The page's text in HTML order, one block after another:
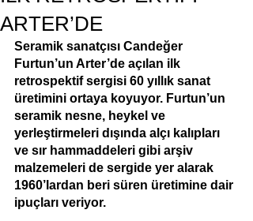
ARTER’DE
Seramik sanatçısı Candeğer
Furtun’un Arter’de açılan ilk
retrospektif sergisi 60 yıllık sanat
üretimini ortaya koyuyor. Furtun’un
seramik nesne, heykel ve
yerleştirmeleri dışında alçı kalıpları
ve sır hammaddeleri gibi arşiv
malzemeleri de sergide yer alarak
1960’lardan beri süren üretimine dair
ipuçları veriyor.